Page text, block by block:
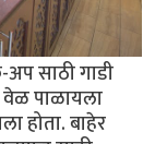
साठी गाडी
पाळायला
होता. बाहेर